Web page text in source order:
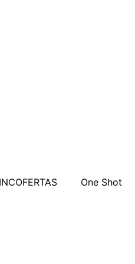
INCOFERTAS One Shot